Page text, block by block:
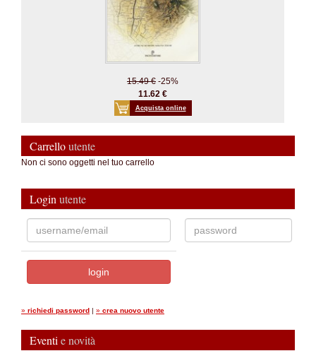
15.49 € -25%
11.62 €
Acquista online
Carrelloutente
Non ci sono oggetti nel tuo carrello
Login utente
» richiedi password | » crea nuovo utente
Eventi e novità